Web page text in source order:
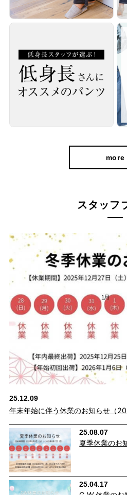
more
スタッフ
25.12.09
年末年始に伴う休業のお知らせ（
25.08.07
夏季休業のお
25.04.17